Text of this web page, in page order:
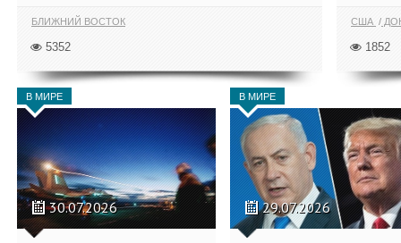
БЛИЖНИЙ ВОСТОК
5352
США
1852
В МИРЕ
30.07.2026
В МИРЕ
29.07.2026